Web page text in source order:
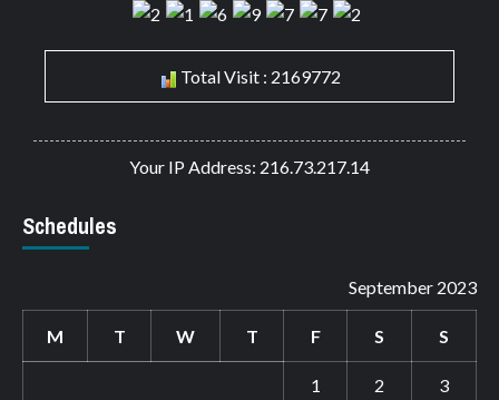
Total Visit : 2169772
Your IP Address: 216.73.217.14
Schedules
September 2023
M T W T F S S
1 2 3